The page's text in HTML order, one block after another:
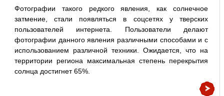
Фотографии такого редкого явления, как солнечное
затмение, стали появляться в соцсетях у тверских
пользователей интернета. Пользователи делают
фотографии данного явления различными способами и с
использованием различной техники. Ожидается, что на
территории региона максимальная степень перекрытия
солнца достигнет 65%.